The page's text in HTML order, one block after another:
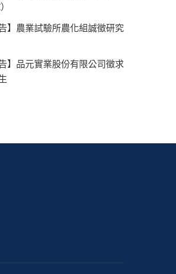
告】農業試驗所農化組誠徵研究
告】品元實業股份有限公司徵求